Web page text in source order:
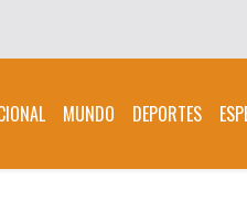
MUNDO DEPORTES